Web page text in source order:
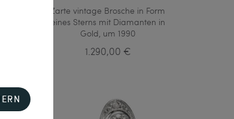
Zarte vintage Brosche in Form
eines Sterns mit Diamanten in
Gold, um 1990
1.290,00 €